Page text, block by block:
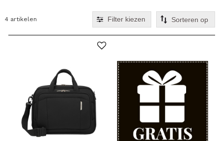
4 artikelen Filter kiezen